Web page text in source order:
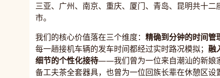
三亚、广州、南京、重庆、厦门、青岛、昆明共十二
市。
我们的核心价值落在三个维度： 精确到分钟的时间管
每一趟接机车辆的发车时间都经过实时路况模拟； 融
细节的个性化接待——我们曾为一位来自潮汕的新娘
备工夫茶全套器具，也曾为一位回族长辈在休憩区设